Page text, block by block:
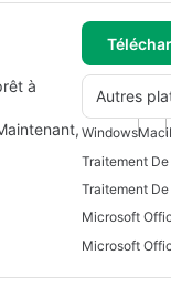
à
Autres
WindowsMac
Traitement
Traitement
Microsoft